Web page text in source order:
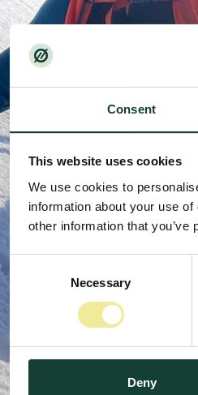
Consent
This website uses cookies
We use cookies to
information about your use
other information that
Necessary
Deny